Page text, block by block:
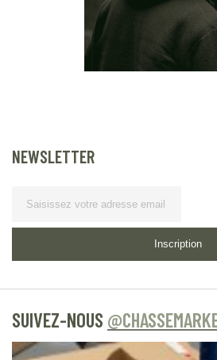
NEWSLETTER
Inscription
SUIVEZ-NOUS